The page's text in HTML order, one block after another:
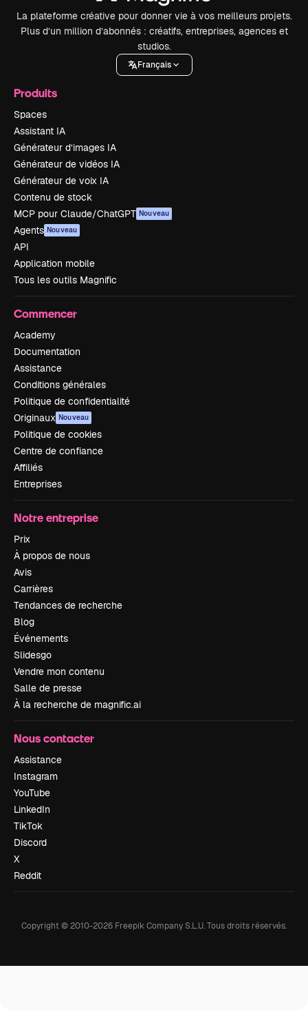
La plateforme créative pour donner vie à vos meilleurs projets.
Plus d’un million d’abonnés : créatifs, entreprises, agences et
studios.
Français
Produits
Spaces
Assistant IA
Générateur d’images IA
Générateur de vidéos IA
Générateur de voix IA
Contenu de stock
MCP pour Claude/ChatGPT Nouveau
Agents Nouveau
API
Application mobile
Tous les outils Magnific
Commencer
Academy
Documentation
Assistance
Conditions générales
Politique de confidentialité
Originaux Nouveau
Politique de cookies
Centre de confiance
Affiliés
Entreprises
Notre entreprise
Prix
À propos de nous
Avis
Carrières
Tendances de recherche
Blog
Événements
Slidesgo
Vendre mon contenu
Salle de presse
À la recherche de magnific.ai
Nous contacter
Assistance
Instagram
YouTube
LinkedIn
TikTok
Discord
X
Reddit
Copyright © 2010-2026 Freepik Company S.L.U.Tous droits réservés.